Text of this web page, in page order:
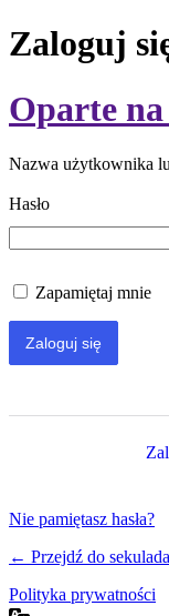
Zaloguj
Oparte
Nazwa użytkownika
Hasło
Zapamiętaj mnie
Nie pamiętasz hasła?
← Przejdź do
Polityka prywatności